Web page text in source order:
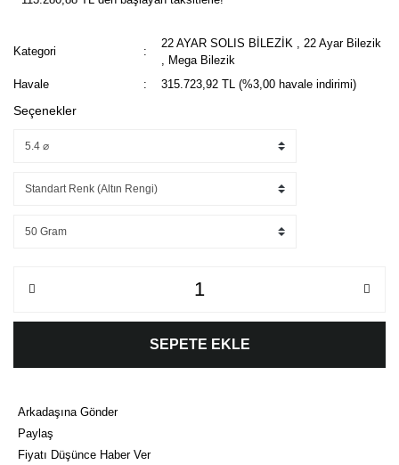
Kategori
22 AYAR SOLIS BİLEZİK
22 Ayar Bilezik
Mega Bilezik
Havale
315.723,92 TL (%3,00 havale indirimi)
Seçenekler
SEPETE EKLE
Arkadaşına Gönder
Paylaş
Fiyatı Düşünce Haber Ver